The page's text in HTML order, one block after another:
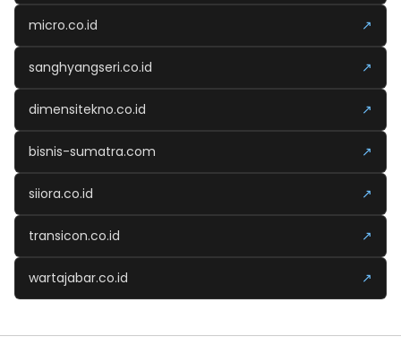
micro.co.id ↗
sanghyangseri.co.id ↗
dimensitekno.co.id ↗
bisnis-sumatra.com ↗
siiora.co.id ↗
transicon.co.id ↗
wartajabar.co.id ↗